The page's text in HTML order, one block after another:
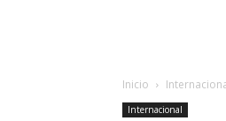
Inicio
Internacional